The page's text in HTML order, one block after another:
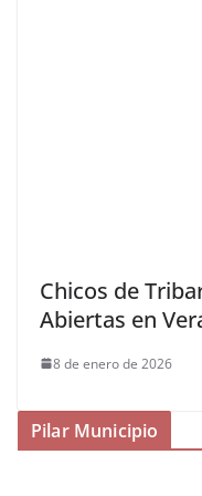
Chicos de
Abiertas en
8 de enero de 2026
Pilar Municipio